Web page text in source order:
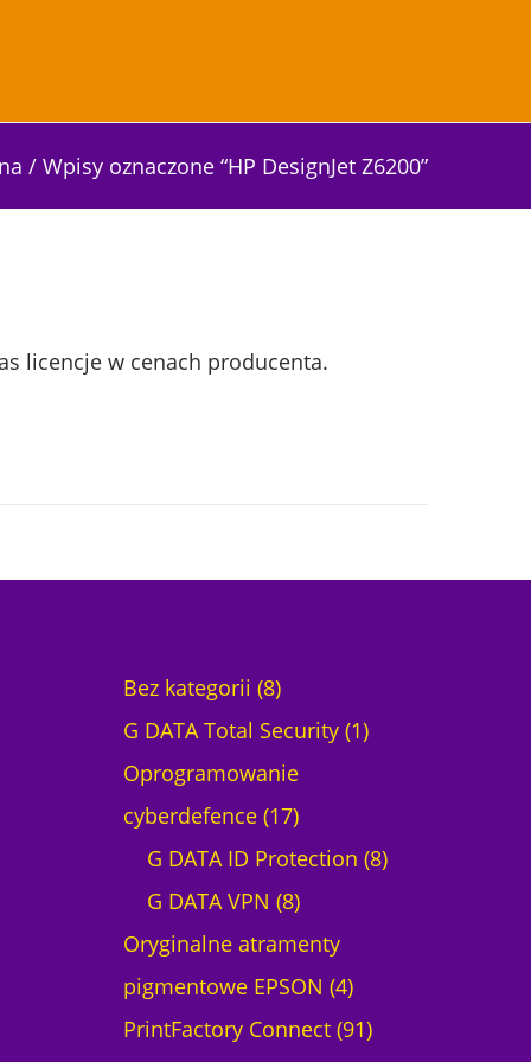
/ Wpisy oznaczone “HP DesignJet Z6200”
licencje w cenach producenta.
Bez kategorii 88
p
r
o
d
u
k
t
ó
G DATA Total Security 11
o
t
Oprogramowanie
cyberdefence 171
7
p
r
o
d
G DATA ID Protection 88
G DATA VPN 88
p
r
o
Oryginalne atramenty
pigmentowe EPSON 44
p
PrintFactory Connect 919